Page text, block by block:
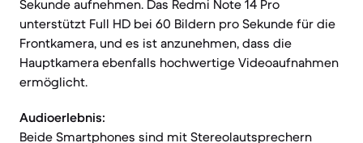
Sekunde aufnehmen. Das Redmi Note 14 Pro
unterstützt Full HD bei 60 Bildern pro Sekunde für die
Frontkamera, und es ist anzunehmen, dass die
Hauptkamera ebenfalls hochwertige Videoaufnahmen
ermöglicht.
Audioerlebnis:
Beide Smartphones sind mit Stereolautsprechern